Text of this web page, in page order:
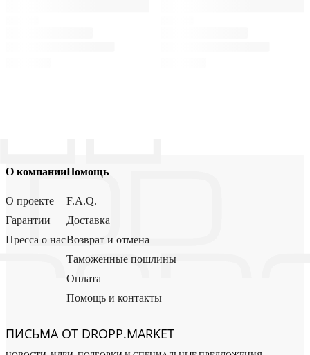
О компании
О проекте
Гарантии
Пресса о нас
Помощь
F.A.Q.
Доставка
Возврат и отмена
Таможенные пошлины
Оплата
Помощь и контакты
ПИСЬМА ОТ DROPP.MARKET